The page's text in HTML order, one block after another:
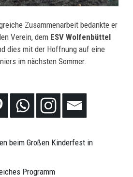
Zusammenarbeit bedankte er
Verein, dem ESV Wolfenbüttel
dies mit der Hoffnung auf eine
im nächsten Sommer.
beim Großen Kinderfest in
Programm